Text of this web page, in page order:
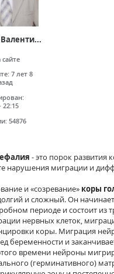
сайте
7 лет 8
22:15
54876
- это порок развития
нарушения миграции и
и «созревание» коры
и сложный. Он
периоде и состоит из
нервных клеток,
коры. Миграция
беременности и
времени нейроны
(герминативного)